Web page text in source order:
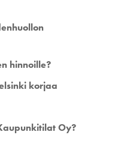
hinnoille?
korjaa
Oy?